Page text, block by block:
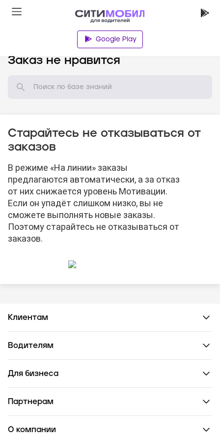
Google Play
Заказ не нравится
Старайтесь не отказываться от
заказов
В режиме «На линии» заказы
предлагаются автоматически, а за отказ
от них снижается уровень Мотивации.
Если он упадёт слишком низко, вы не
сможете выполнять новые заказы.
Поэтому старайтесь не отказываться от
заказов.
Клиентам
Водителям
Для бизнеса
Партнерам
О компании